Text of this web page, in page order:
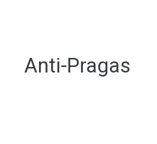
Anti-Pragas